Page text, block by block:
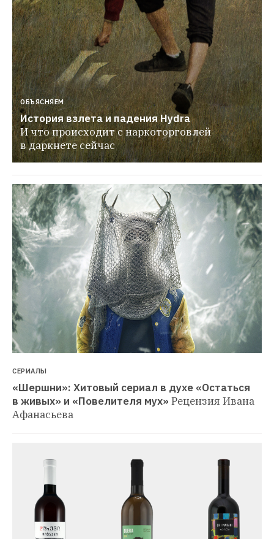
ОБЪЯСНЯЕМ
История взлета и падения Hydra
И что происходит с наркоторговлей
в даркнете сейчас
СЕРИАЛЫ
«Шершни»: Хитовый сериал в духе «Остаться
в живых» и «Повелителя мух» Рецензия Ивана
Афанасьева